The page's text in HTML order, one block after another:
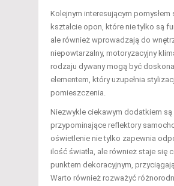
Kolejnym interesującym pomysłem
kształcie opon, które nie tylko są
ale również wprowadzają do
niepowtarzalny, motoryzacyjny
rodzaju dywany mogą być
elementem, który uzupełnia
pomieszczenia.
Niezwykle ciekawym dodatkiem są
przypominające reflektory
oświetlenie nie tylko zapewnia
ilość światła, ale również staje się
punktem dekoracyjnym,
Warto również rozważyć